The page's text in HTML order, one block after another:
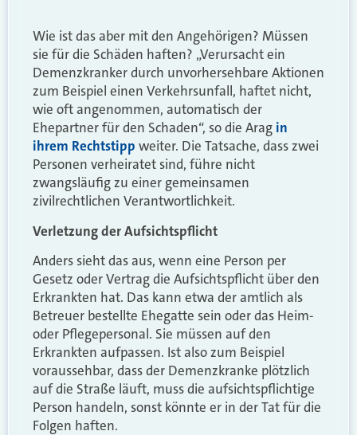
Wie ist das aber mit den Angehörigen? Müssen
sie für die Schäden haften? „Verursacht ein
Demenzkranker durch unvorhersehbare Aktionen
zum Beispiel einen Verkehrsunfall, haftet nicht,
wie oft angenommen, automatisch der
Ehepartner für den Schaden“, so die Arag in
ihrem Rechtstipp weiter. Die Tatsache, dass zwei
Personen verheiratet sind, führe nicht
zwangsläufig zu einer gemeinsamen
zivilrechtlichen Verantwortlichkeit.
Verletzung der Aufsichtspflicht
Anders sieht das aus, wenn eine Person per
Gesetz oder Vertrag die Aufsichtspflicht über den
Erkrankten hat. Das kann etwa der amtlich als
Betreuer bestellte Ehegatte sein oder das Heim-
oder Pflegepersonal. Sie müssen auf den
Erkrankten aufpassen. Ist also zum Beispiel
voraussehbar, dass der Demenzkranke plötzlich
auf die Straße läuft, muss die aufsichtspflichtige
Person handeln, sonst könnte er in der Tat für die
Folgen haften.